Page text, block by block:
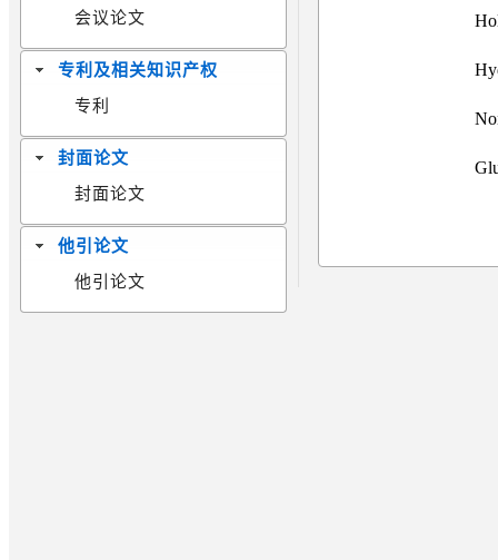
会议论文
专利及相关知识产权
专利
封面论文
封面论文
他引论文
他引论文